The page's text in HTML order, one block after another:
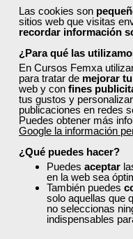
Las cookies son
sitios web que visitas
recordar información
¿Para qué las
En Cursos Femxa
para tratar de mejorar
web y con fines
tus gustos y
publicaciones en redes
Puedes obtener más
Google la información
¿Qué puedes hacer?
Puedes aceptar
en la web sea
También puedes
solo aquellas que
no seleccionas
indispensables
Newsletter
Si, quiero recibir
exclusivas y
Términos y
He leído y acepto la
Registrarse
Quiénes Somos: